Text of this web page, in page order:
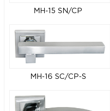
MH-15 SN/CP
MH-16 SC/CP-S